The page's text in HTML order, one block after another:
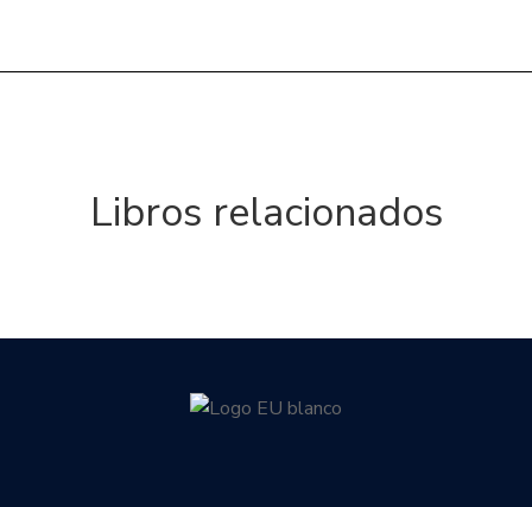
Libros relacionados